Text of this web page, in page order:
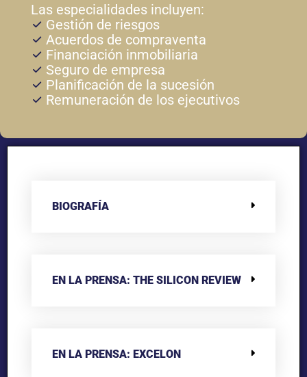
Las especialidades incluyen:
Gestión de riesgos
Acuerdos de compraventa
Financiación inmobiliaria
Seguro de empresa
Planificación de la sucesión
Remuneración de los ejecutivos
BIOGRAFÍA
EN LA PRENSA: THE SILICON REVIEW
EN LA PRENSA: EXCELON